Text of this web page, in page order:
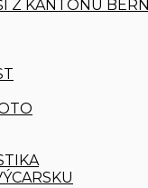
Z KANTONU BERN